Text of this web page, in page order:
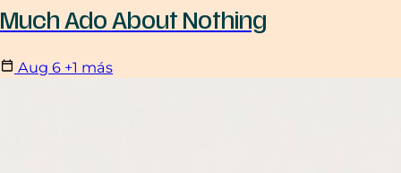
Much Ado About Nothing
Aug 6 +1 más